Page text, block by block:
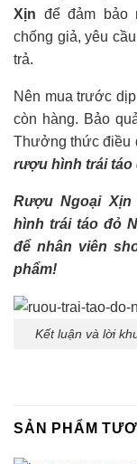
Xịn để đảm bảo
chống giả, yêu
trả.
Nên mua trước
còn hàng. Bảo
Thưởng thức điều
rượu hình trái táo
Rượu Ngoại
hình trái táo đỏ
để nhân viên
phẩm!
Kết luận và lời
SẢN PHẨM